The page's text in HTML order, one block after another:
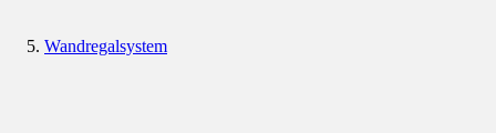
Wandregalsystem